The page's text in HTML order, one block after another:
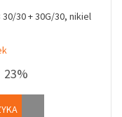
30 + 30G/30, nikiel
23%